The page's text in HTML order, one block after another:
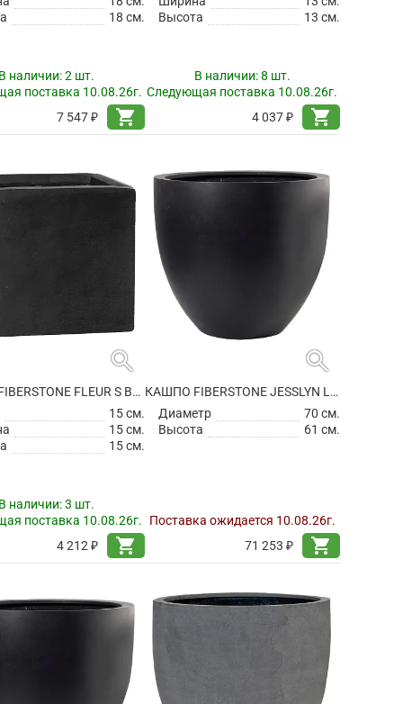
18 см.
наличии:2 шт.
поставка 10.08.26г.
7 547 ₽
shopping_cart
Высота
13 см.
В наличии:8 шт.
Следующая поставка 10.08.26г.
4 037 ₽
shopping_cart
search
КАШПО FIBERSTONE FLEUR S BLACK
15 см.
15 см.
15 см.
наличии:3 шт.
поставка 10.08.26г.
4 212 ₽
shopping_cart
search
КАШПО FIBERSTONE JESSLYN L BLACK
Диаметр
70 см.
Высота
61 см.
Поставка ожидается 10.08.26г.
71 253 ₽
shopping_cart